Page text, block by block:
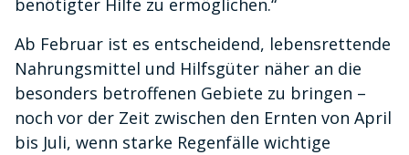
benötigter Hilfe zu ermöglichen.“
Ab Februar ist es entscheidend, lebensrettende
Nahrungsmittel und Hilfsgüter näher an die
besonders betroffenen Gebiete zu bringen –
noch vor der Zeit zwischen den Ernten von April
bis Juli, wenn starke Regenfälle wichtige